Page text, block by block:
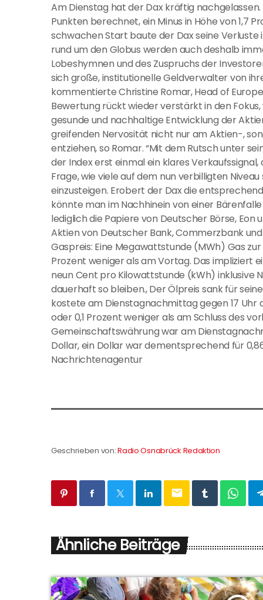
Am Dienstag hat der Dax kräftig
Punkten berechnet, ein Minus in Höhe von 1,7
schwachen Start baute der Dax seine
rund um den Globus werden auch deshalb
Lobeshymnen und des Zuspruchs der
sich große, institutionelle Geldverwalter von
kommentierte Christine Romar, Head of
Bewertung rückt wieder verstärkt in den
gesunde und nachhaltige Entwicklung der
greifenden Nervosität nicht nur am Aktien-,
entziehen, so Romar. “Mit dem Rutsch unter
der Index erst einmal ein klares
Frage, wie viele auf dem nun verbilligten
einzusteigen. Erobert der Dax die
könnte man im Nachhinein von einer
lediglich die Papiere von Deutscher Börse, Eon
Aktien von Deutscher Bank, Commerzbank
Gaspreis: Eine Megawattstunde (MWh) Gas
Prozent weniger als am Vortag. Das impliziert
neun Cent pro Kilowattstunde (kWh) inklusive
dauerhaft so bleiben., Der Ölpreis sank für
kostete am Dienstagnachmittag gegen 17 Uhr
oder 0,1 Prozent weniger als am Schluss des
Gemeinschaftswährung war am
Dollar, ein Dollar war dementsprechend für
Nachrichtenagentur
Geschrieben von:Radio Osnabrück Redaktion
email
Ähnliche Beiträge